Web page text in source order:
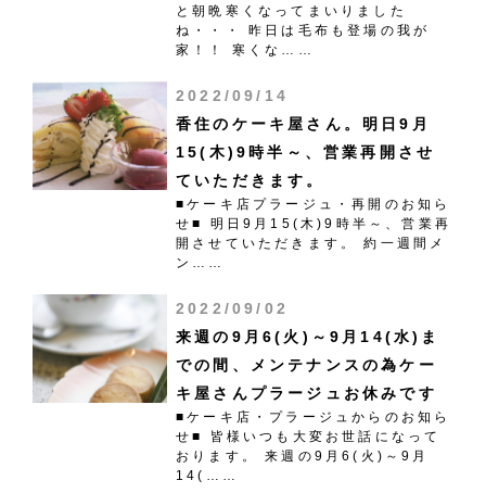
と朝晩寒くなってまいりました
ね・・・ 昨日は毛布も登場の我が
家！！ 寒くな……
2022/09/14
香住のケーキ屋さん。明日9月
15(木)9時半～、営業再開させ
ていただきます。
■ケーキ店プラージュ・再開のお知ら
せ■ 明日9月15(木)9時半～、営業再
開させていただきます。 約一週間メ
ン……
2022/09/02
来週の9月6(火)～9月14(水)ま
での間、メンテナンスの為ケー
キ屋さんプラージュお休みです
■ケーキ店・プラージュからのお知ら
せ■ 皆様いつも大変お世話になって
おります。 来週の9月6(火)～9月
14(……